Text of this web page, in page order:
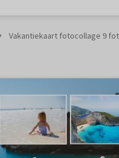
Vakantiekaart fotocollage 9